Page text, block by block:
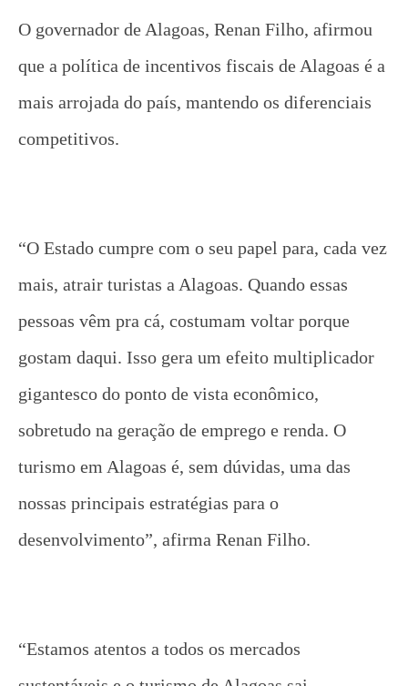
O governador de Alagoas, Renan Filho, afirmou
que a política de incentivos fiscais de Alagoas é a
mais arrojada do país, mantendo os diferenciais
competitivos.
“O Estado cumpre com o seu papel para, cada vez
mais, atrair turistas a Alagoas. Quando essas
pessoas vêm pra cá, costumam voltar porque
gostam daqui. Isso gera um efeito multiplicador
gigantesco do ponto de vista econômico,
sobretudo na geração de emprego e renda. O
turismo em Alagoas é, sem dúvidas, uma das
nossas principais estratégias para o
desenvolvimento”, afirma Renan Filho.
“Estamos atentos a todos os mercados